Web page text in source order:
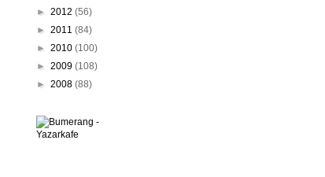
► 2012 (56)
► 2011 (84)
► 2010 (100)
► 2009 (108)
► 2008 (88)